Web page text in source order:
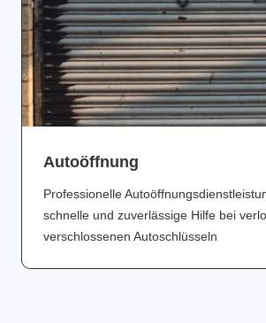
Аutoöffnung
Professionelle
schnelle und zuverlässige Hilfe bei
verschlossenen Autoschlüsseln